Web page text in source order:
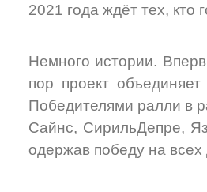
2021 года ждёт тех, кто
Немного истории.
пор проект
Победителями ралли в
Сайнс, СирильДепре,
одержав победу на